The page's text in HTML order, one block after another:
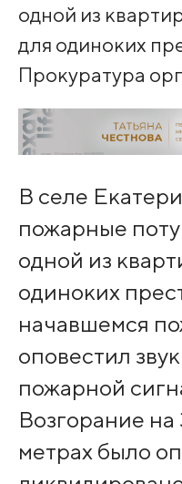
одной из
для одиноких
Прокуратура
В селе
пожарные
одной из
одиноких
начавшемся
оповестил
пожарной
Возгорание
метрах было